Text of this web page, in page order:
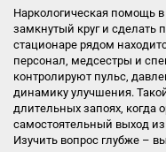
Наркологическая помощь
замкнутый круг и сделать
стационаре рядом
персонал, медсестры и
контролируют пульс,
динамику улучшения.
длительных запоях, когда
самостоятельный выход
Изучить вопрос глубже –